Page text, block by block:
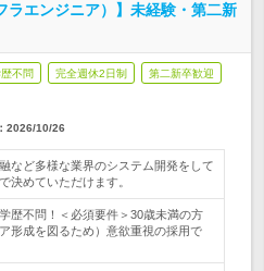
ラエンジニア）】未経験・第二新
不問 完全週休2日制 第二新卒歓迎
2026/10/26
など多様な業界のシステム開発をして
決めていただけます。
歴不問！＜必須要件＞30歳未満の方
形成を図るため）意欲重視の採用で